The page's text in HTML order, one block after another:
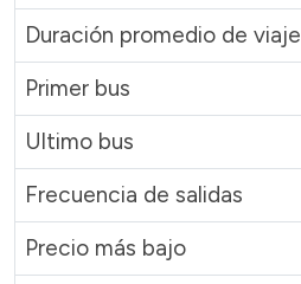
Duración promedio de viaje
Primer bus
Ultimo bus
Frecuencia de salidas
Precio más bajo